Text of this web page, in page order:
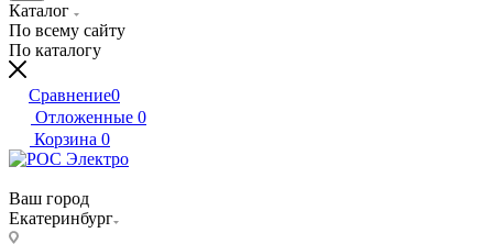
Каталог
По всему сайту
По каталогу
Сравнение0
Отложенные 0
Корзина 0
Ваш город
Екатеринбург